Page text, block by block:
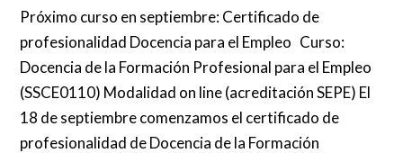
Próximo curso en septiembre: Certificado de
profesionalidad Docencia para el Empleo Curso:
Docencia de la Formación Profesional para el Empleo
(SSCE0110) Modalidad on line (acreditación SEPE) El
18 de septiembre comenzamos el certificado de
profesionalidad de Docencia de la Formación